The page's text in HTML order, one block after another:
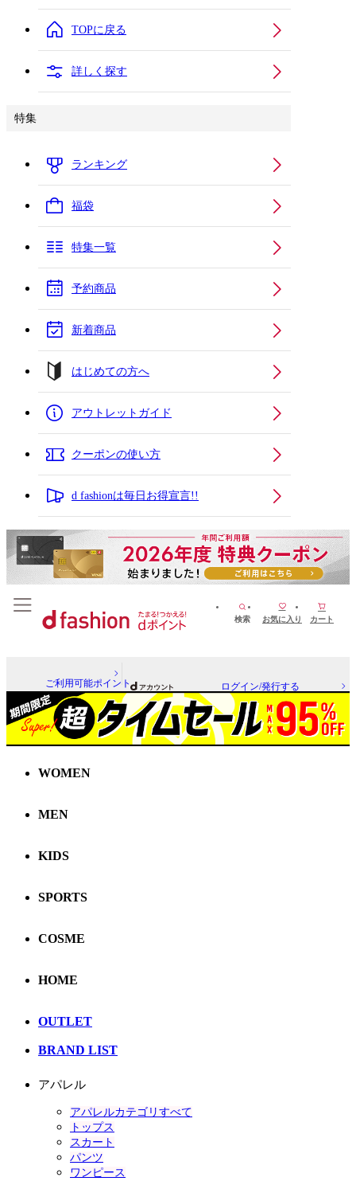
TOPに戻る
詳しく探す
特集
ランキング
福袋
特集一覧
予約商品
新着商品
はじめての方へ
アウトレットガイド
クーポンの使い方
d fashionは毎日お得宣言!!
検索 お気に入り カート
ご利用可能ポイント ログイン/発行する
WOMEN
MEN
KIDS
SPORTS
COSME
HOME
OUTLET
BRAND LIST
アパレル
アパレルカテゴリすべて
トップス
スカート
パンツ
ワンピース